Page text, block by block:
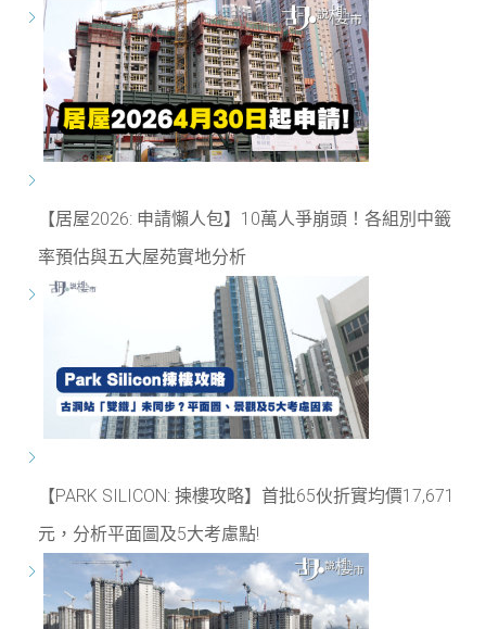
【居屋2026: 申請懶人包】10萬人爭崩頭！各組別中籤
率預估與五大屋苑實地分析
【PARK SILICON: 揀樓攻略】首批65伙折實均價17,671
元，分析平面圖及5大考慮點!